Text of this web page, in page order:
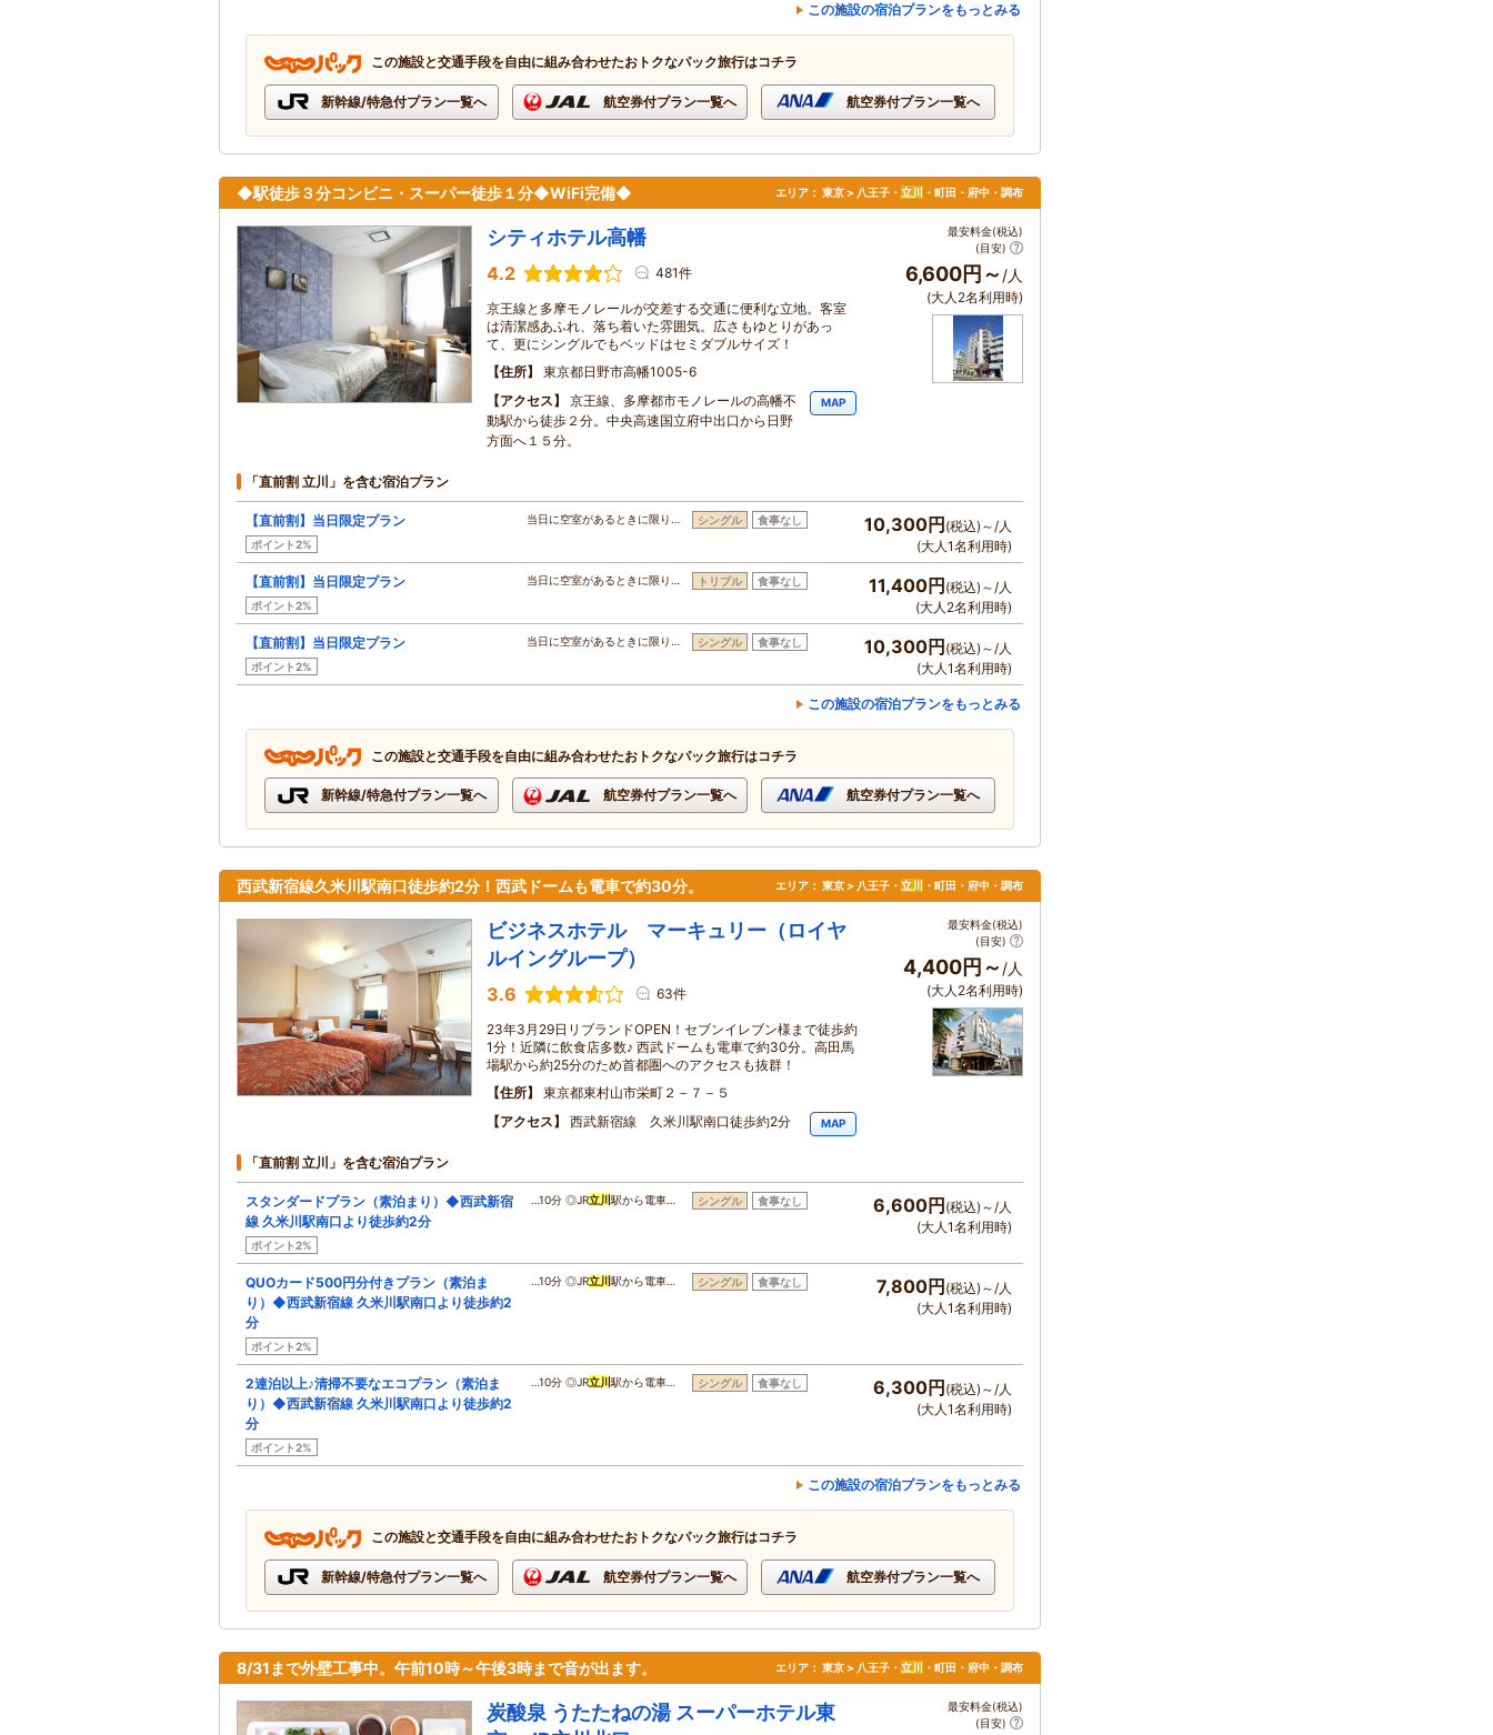
この施設の宿泊プランをもっとみる
この施設と交通手段を自由に組み合わせたおトクなパック旅行はコチラ
新幹線/特急付プラン一覧へ 航空券付プラン一覧へ 航空券付プラン一覧へ
◆駅徒歩３分コンビニ・スーパー徒歩１分◆WiFi完備◆ エリア： 東京 > 八王子・ 立川 ・町田・府中・調布
シティホテル高幡
4.2 481件
京王線と多摩モノレールが交差する交通に便利な立地。客室
は清潔感あふれ、落ち着いた雰囲気。広さもゆとりがあっ
て、更にシングルでもベッドはセミダブルサイズ！
住所
東京都日野市高幡1005-6
アクセス
京王線、多摩都市モノレールの高幡不
動駅から徒歩２分。中央高速国立府中出口から日野
方面へ１５分。
MAP
最安料金(税込)
(目安)
6,600円～ /人
(大人2名利用時)
「直前割 立川」を含む宿泊プラン
【直前割】当日限定プラン
ポイント2%
当日に空室があるときに限り… シングル 食事なし 10,300円(税込)～/人
(大人1名利用時)
【直前割】当日限定プラン
ポイント2%
当日に空室があるときに限り… トリプル 食事なし 11,400円(税込)～/人
(大人2名利用時)
【直前割】当日限定プラン
ポイント2%
当日に空室があるときに限り… シングル 食事なし 10,300円(税込)～/人
(大人1名利用時)
この施設の宿泊プランをもっとみる
この施設と交通手段を自由に組み合わせたおトクなパック旅行はコチラ
新幹線/特急付プラン一覧へ 航空券付プラン一覧へ 航空券付プラン一覧へ
西武新宿線久米川駅南口徒歩約2分！西武ドームも電車で約30分。 エリア： 東京 > 八王子・ 立川 ・町田・府中・調布
ビジネスホテル マーキュリー（ロイヤ
ルイングループ）
3.6 63件
23年3月29日リブランドOPEN！セブンイレブン様まで徒歩約
1分！近隣に飲食店多数♪ 西武ドームも電車で約30分。高田馬
場駅から約25分のため首都圏へのアクセスも抜群！
住所
東京都東村山市栄町２－７－５
アクセス
西武新宿線 久米川駅南口徒歩約2分 MAP
最安料金(税込)
(目安)
4,400円～/人
(大人2名利用時)
「直前割 立川」を含む宿泊プラン
スタンダードプラン（素泊まり）◆西武新宿
線 久米川駅南口より徒歩約2分
ポイント2%
…10分 ◎JR立川 駅から電車… シングル 食事なし 6,600円 (税込)～/人
(大人1名利用時)
QUOカード500円分付きプラン（素泊ま
り）◆西武新宿線 久米川駅南口より徒歩約2
分
ポイント2%
…10分 ◎JR立川 駅から電車… シングル 食事なし 7,800円 (税込)～/人
(大人1名利用時)
2連泊以上♪清掃不要なエコプラン（素泊ま
り）◆西武新宿線 久米川駅南口より徒歩約2
分
ポイント2%
…10分 ◎JR立川 駅から電車… シングル 食事なし 6,300円 (税込)～/人
(大人1名利用時)
この施設の宿泊プランをもっとみる
この施設と交通手段を自由に組み合わせたおトクなパック旅行はコチラ
新幹線/特急付プラン一覧へ 航空券付プラン一覧へ 航空券付プラン一覧へ
8/31まで外壁工事中。午前10時～午後3時まで音が出ます。 エリア： 東京 > 八王子・ 立川 ・町田・府中・調布
炭酸泉 うたたねの湯 スーパーホテル東
最安料金(税込)
(目安)